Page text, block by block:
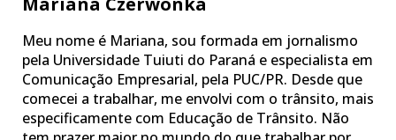
Meu nome é Mariana, sou formada em jornalismo
pela Universidade Tuiuti do Paraná e especialista em
Comunicação Empresarial, pela PUC/PR. Desde que
comecei a trabalhar, me envolvi com o trânsito, mais
especificamente com Educação de Trânsito. Não